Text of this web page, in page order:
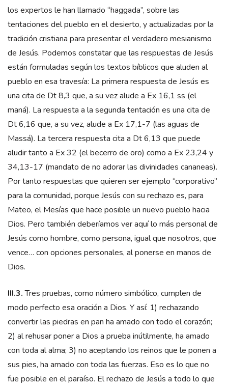
los expertos le han llamado “haggada”, sobre las
tentaciones del pueblo en el desierto, y actualizadas por la
tradición cristiana para presentar el verdadero mesianismo
de Jesús. Podemos constatar que las respuestas de Jesús
están formuladas según los textos bíblicos que aluden al
pueblo en esa travesía: La primera respuesta de Jesús es
una cita de Dt 8,3 que, a su vez alude a Ex 16,1 ss (el
maná). La respuesta a la segunda tentación es una cita de
Dt 6,16 que, a su vez, alude a Ex 17,1-7 (las aguas de
Massá). La tercera respuesta cita a Dt 6,13 que puede
aludir tanto a Ex 32 (el becerro de oro) como a Ex 23,24 y
34,13-17 (mandato de no adorar las divinidades cananeas).
Por tanto respuestas que quieren ser ejemplo “corporativo”
para la comunidad, porque Jesús con su rechazo es, para
Mateo, el Mesías que hace posible un nuevo pueblo hacia
Dios. Pero también deberíamos ver aquí lo más personal de
Jesús como hombre, como persona, igual que nosotros, que
vence… con opciones personales, al ponerse en manos de
Dios.
III.3.Tres pruebas, como número simbólico, cumplen de
modo perfecto esa oración a Dios. Y así: 1) rechazando
convertir las piedras en pan ha amado con todo el corazón;
2) al rehusar poner a Dios a prueba inútilmente, ha amado
con toda al alma; 3) no aceptando los reinos que le ponen a
sus pies, ha amado con toda las fuerzas. Eso es lo que no
fue posible en el paraíso. El rechazo de Jesús a todo lo que